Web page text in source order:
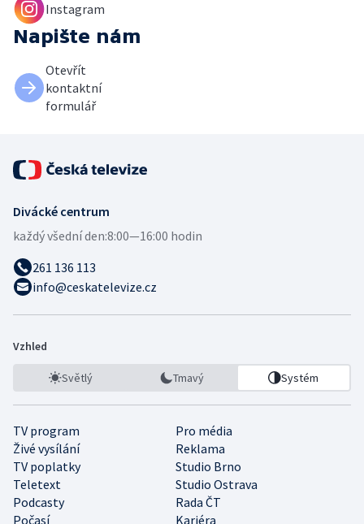
Instagram
Napište nám
Otevřít
kontaktní
formulář
Divácké centrum
každý všední den:8:00—16:00 hodin
261 136 113
info@ceskatelevize.cz
Vzhled
Světlý Tmavý Systém
TV program
Pro média
Živé vysílání
Reklama
TV poplatky
Studio Brno
Teletext
Studio Ostrava
Podcasty
Rada ČT
Počasí
Kariéra